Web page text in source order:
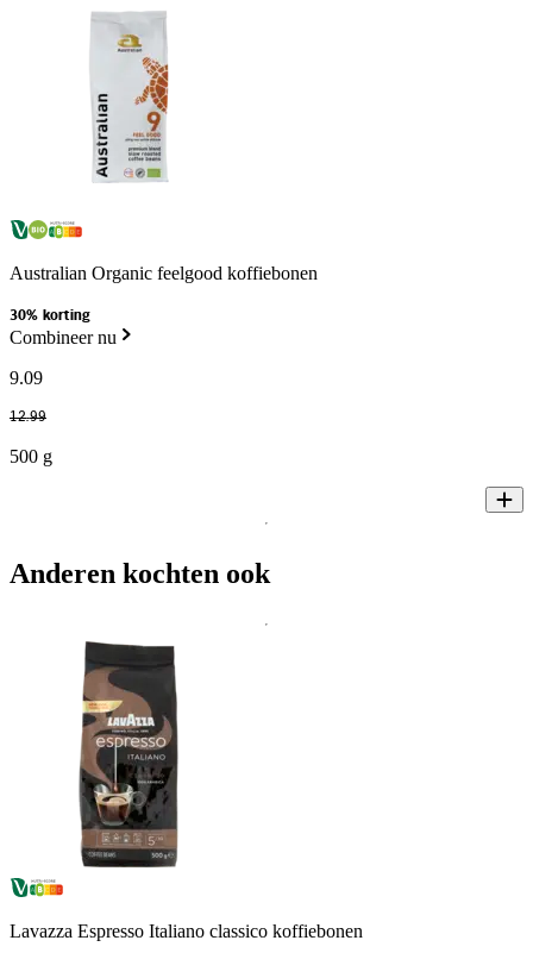
Australian Organic feelgood koffiebonen
30% korting
Combineer nu
9.09
12.99
500 g
Anderen kochten ook
Lavazza Espresso Italiano classico koffiebonen